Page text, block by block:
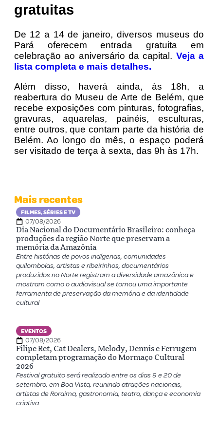
gratuitas
De 12 a 14 de janeiro, diversos museus do
Pará oferecem entrada gratuita em
celebração ao aniversário da capital. Veja a
lista completa e mais detalhes.
Além disso, haverá ainda, às 18h, a
reabertura do Museu de Arte de Belém, que
recebe exposições com pinturas, fotografias,
gravuras, aquarelas, painéis, esculturas,
entre outros, que contam parte da história de
Belém. Ao longo do mês, o espaço poderá
ser visitado de terça à sexta, das 9h às 17h.
Mais recentes
FILMES, SÉRIES E TV
07/08/2026
Dia Nacional do Documentário Brasileiro: conheça
produções da região Norte que preservam a
memória da Amazônia
Entre histórias de povos indígenas, comunidades
quilombolas, artistas e ribeirinhos, documentários
produzidos no Norte registram a diversidade amazônica e
mostram como o audiovisual se tornou uma importante
ferramenta de preservação da memória e da identidade
cultural
EVENTOS
07/08/2026
Filipe Ret, Cat Dealers, Melody, Dennis e Ferrugem
completam programação do Mormaço Cultural
2026
Festival gratuito será realizado entre os dias 9 e 20 de
setembro, em Boa Vista, reunindo atrações nacionais,
artistas de Roraima, gastronomia, teatro, dança e economia
criativa